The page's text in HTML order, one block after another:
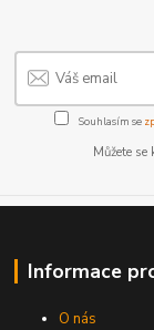
Souhlasím se
Můžete
Informace
O nás